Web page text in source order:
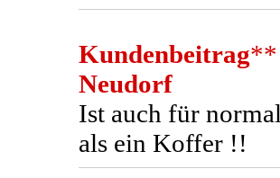
Kundenbeitrag**
Neudorf
Ist auch für
als ein Koffer !!